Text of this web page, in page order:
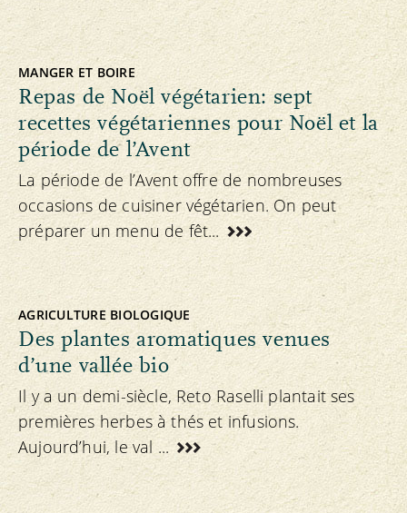
MANGER ET BOIRE
Repas de Noël végétarien: sept
recettes végétariennes pour Noël et la
période de l’Avent
La période de l’Avent offre de nombreuses
occasions de cuisiner végétarien. On peut
préparer un menu de fêt...
AGRICULTURE BIOLOGIQUE
Des plantes aromatiques venues
d’une vallée bio
Il y a un demi-siècle, Reto Raselli plantait ses
premières herbes à thés et infusions.
Aujourd’hui, le val ...